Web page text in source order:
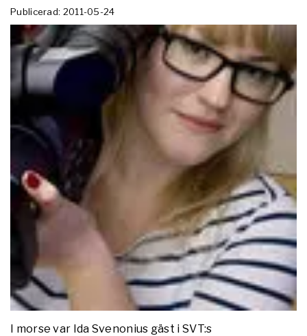
Publicerad: 2011-05-24
I morse var Ida Svenonius gäst i SVT:s